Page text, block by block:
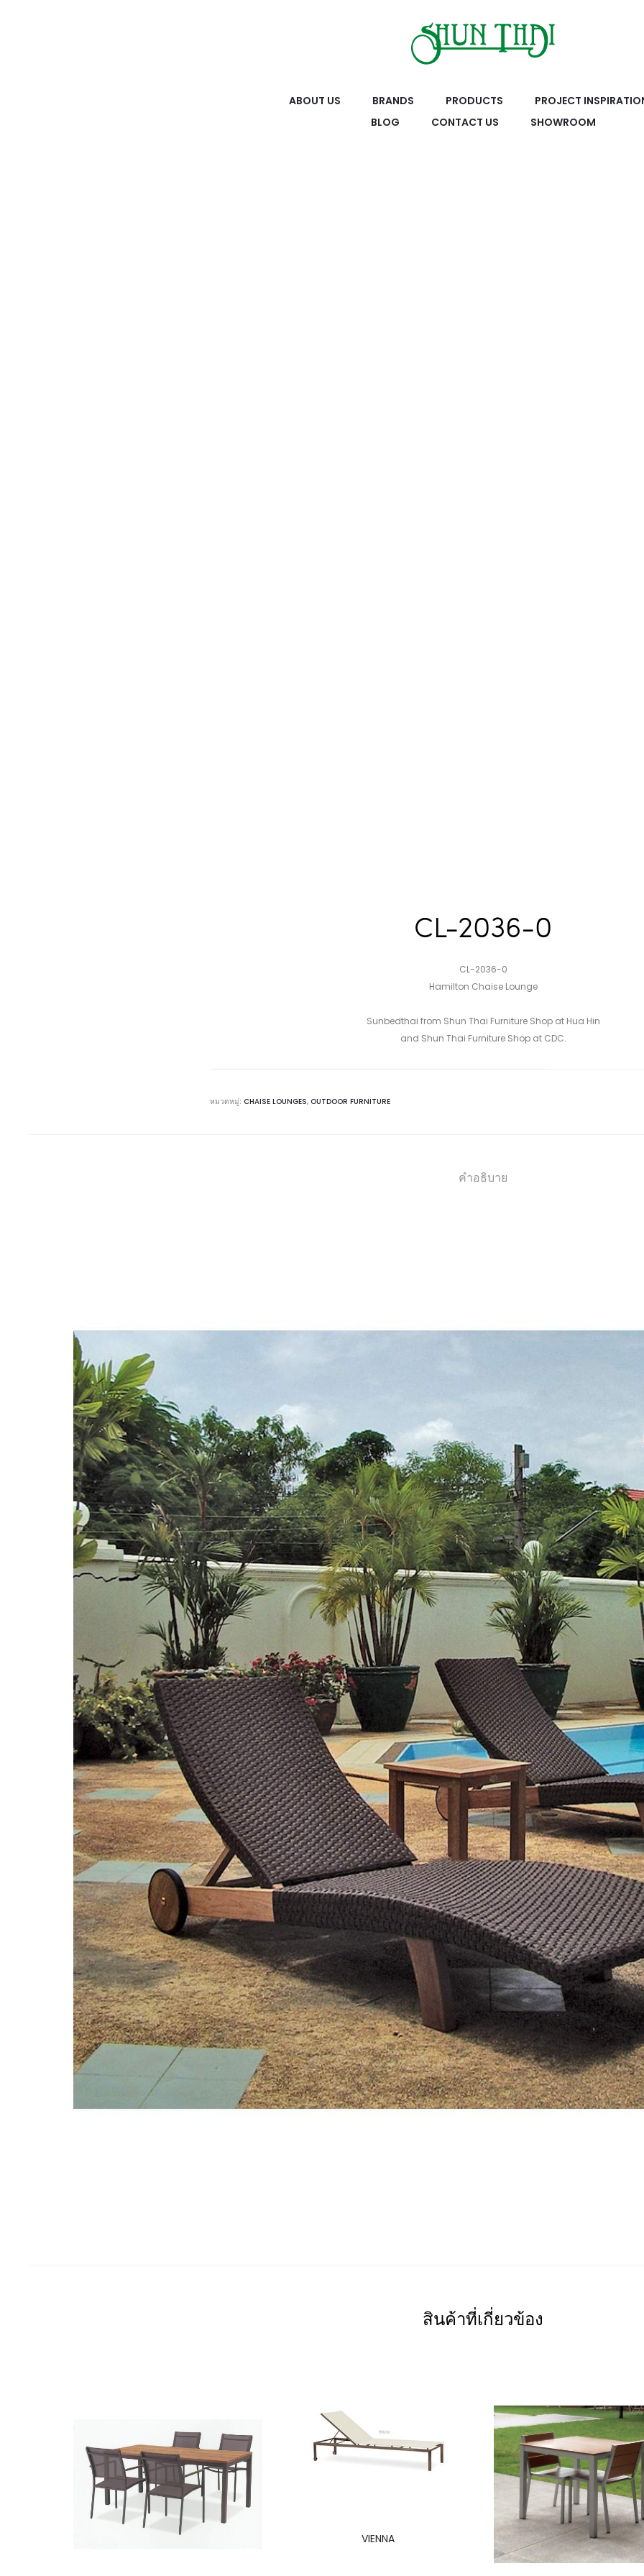
ABOUT US BRANDS PRODUCTS
PROJECT
BLOG
CONTACT US SHOWROOM
CL-2036-0
CL-2036-0
Hamilton Chaise Lounge
Sunbedthai from Shun Thai Furniture Shop at Hua Hin
and Shun Thai Furniture Shop at CDC.
หมวดหมู่: CHAISE LOUNGES, OUTDOOR FURNITURE
คำอธิบาย
สินค้าที่เกี่ยวข้อง
VIENNA